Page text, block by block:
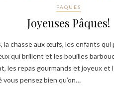
PAQUES
Joyeuses Pâques!
la chasse aux œufs, les enfants
qui brillent et les bouilles
les repas gourmands et joyeux et
vous pensez bien qu’on…